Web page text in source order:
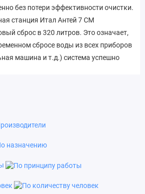
без потери эффективности очистки.
станция Итал Антей 7 СМ
сброс в 320 литров. Это означает,
сбросе воды из всех приборов
машина и т.д.) система успешно
Антей 7 СМ идеально подойдет для
канализации на загородных
идет вся необходимая оснастка.
работу всех элементов очистки